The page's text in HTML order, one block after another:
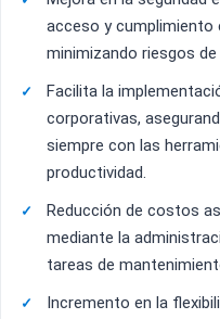
acceso y
minimizando riesgos
Facilita la
corporativas,
siempre con las
productividad.
Reducción de costos
mediante la
tareas de
Incremento en la